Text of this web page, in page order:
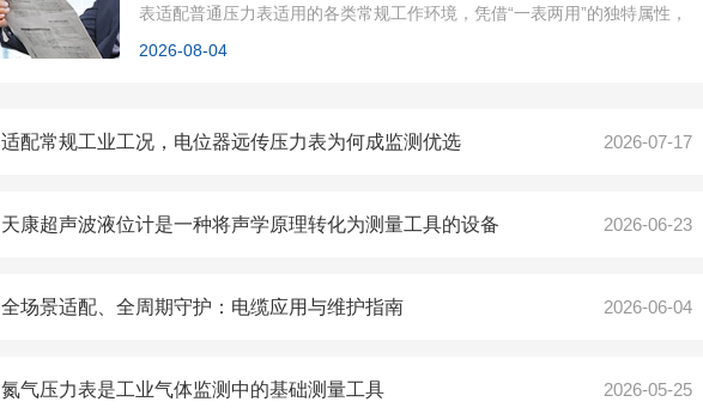
表适配普通压力表适用的各类常规工作环境，凭借“一表两用”的独特属性，
2026-08-04
2026-07-17
适配常规工业工况，电位器远传压力表为何成监测优选
2026-06-23
天康超声波液位计是一种将声学原理转化为测量工具的设备
2026-06-04
全场景适配、全周期守护：电缆应用与维护指南
2026-05-25
氮气压力表是工业气体监测中的基础测量工具